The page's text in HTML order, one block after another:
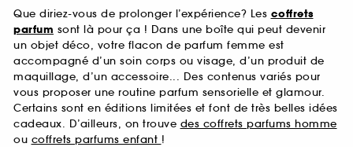
Que diriez-vous de prolonger l’expérience? Les coffrets
parfum sont là pour ça ! Dans une boîte qui peut devenir
un objet déco, votre flacon de parfum femme est
accompagné d’un soin corps ou visage, d’un produit de
maquillage, d’un accessoire... Des contenus variés pour
vous proposer une routine parfum sensorielle et glamour.
Certains sont en éditions limitées et font de très belles idées
cadeaux. D’ailleurs, on trouve des coffrets parfums homme
ou coffrets parfums enfant !